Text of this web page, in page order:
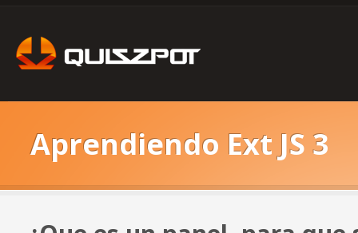
Aprendiendo Ext JS 3